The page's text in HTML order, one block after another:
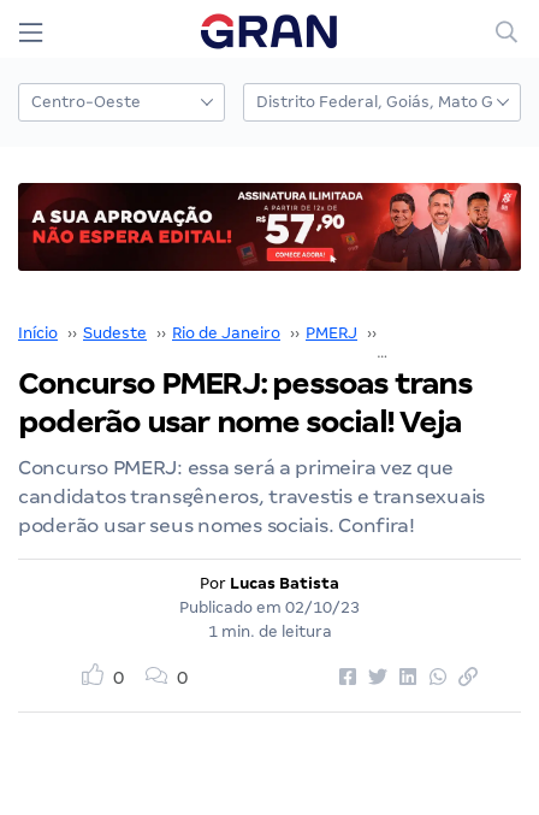
Início ›› Sudeste ›› Rio de Janeiro ›› PMERJ ››
Concurso PMERJ: pessoas trans
poderão usar nome social! Veja
Concurso PMERJ: essa será a primeira vez que
candidatos transgêneros, travestis e transexuais
poderão usar seus nomes sociais. Confira!
Por Lucas Batista
Publicado em 02/10/23
1 min. de leitura
0 0